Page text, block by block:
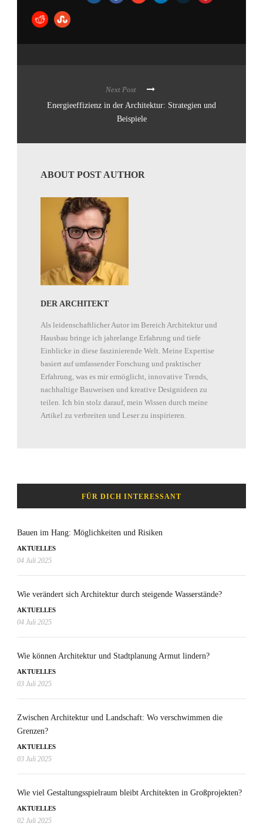
Next Post
Energieeffizienz in der Architektur: Strategien und
Beispiele
ABOUT POST AUTHOR
DER ARCHITEKT
Als leidenschaftlicher Autor im Bereich Architektur und
Hausbau bringe ich jahrelange Erfahrung und tiefe
Einblicke in diese faszinierende Welt. Meine Expertise
basiert auf umfassender Forschung und praktischer
Erfahrung, was es mir ermöglicht, innovative Trends,
nachhaltige Bauweisen und kreative Designideen zu
teilen. Ich bin stolz darauf, mein Wissen durch meine
Artikel zu verbreiten und Leser zu inspirieren.
FÜR DICH INTERESSANT
Bauen im Hang: Möglichkeiten und Risiken
AKTUELLES
04 Juli 2025
Wie verändert sich Architektur durch steigende Wasserstände?
AKTUELLES
04 Juli 2025
Wie können Architektur und Stadtplanung Armut lindern?
AKTUELLES
03 Juli 2025
Zwischen Architektur und Landschaft: Wo verschwimmen die
Grenzen?
AKTUELLES
03 Juli 2025
Wie viel Gestaltungsspielraum bleibt Architekten in Großprojekten?
AKTUELLES
02 Juli 2025